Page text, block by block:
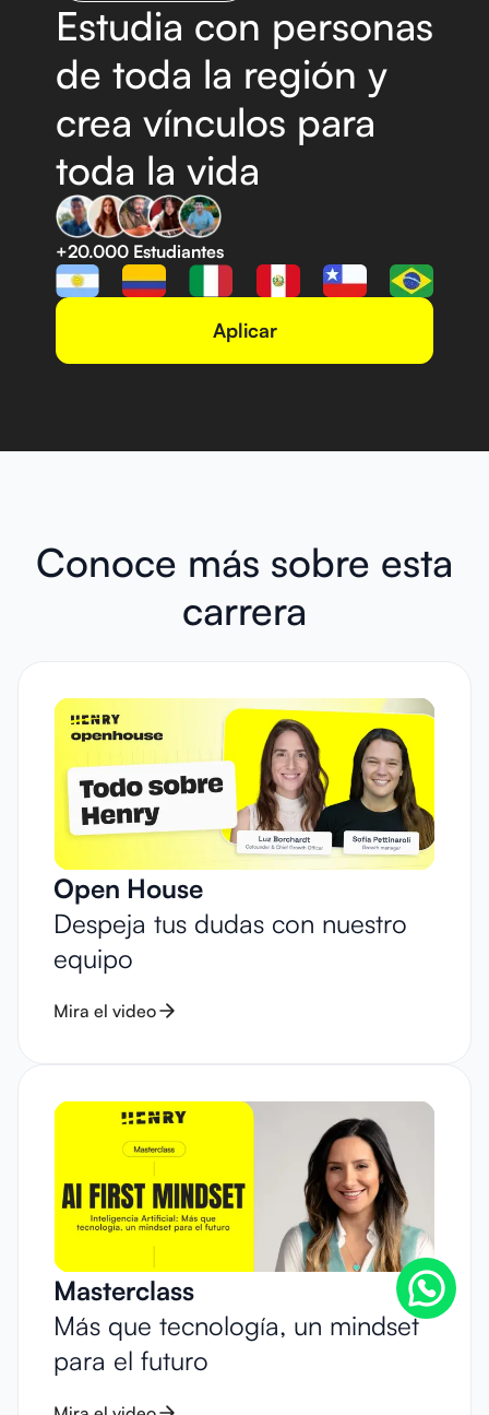
Estudia con personas
de toda la región y
crea vínculos para
toda la vida
+20.000 Estudiantes
Aplicar
Conoce más sobre esta
carrera
Open House
Despeja tus dudas con nuestro
equipo
Mira el video
Masterclass
Más que tecnología, un mindset
para el futuro